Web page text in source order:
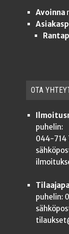
Avoinna
OTA
puhelin:
044-714
puhelin: